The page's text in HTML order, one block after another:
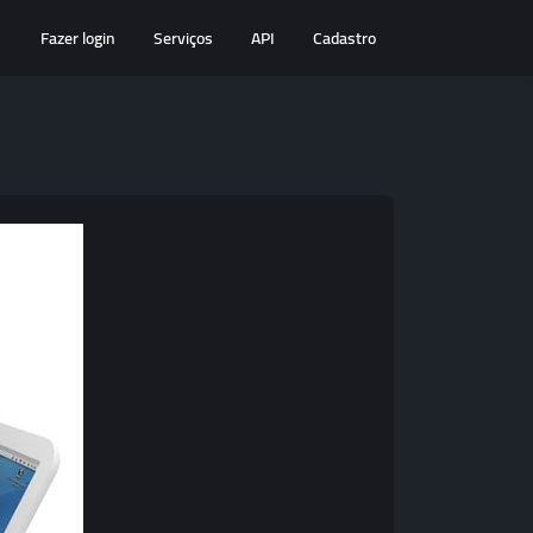
Fazer login Serviços API Cadastro